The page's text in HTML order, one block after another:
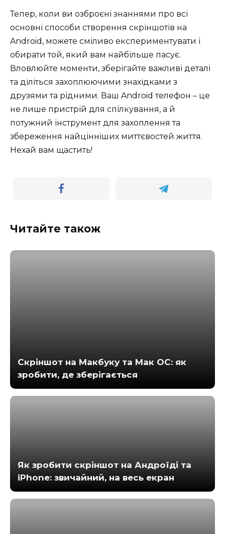
Тепер, коли ви озброєні знаннями про всі
основні способи створення скріншотів на
Android, можете сміливо експериментувати і
обирати той, який вам найбільше пасує.
Вловлюйте моменти, зберігайте важливі деталі
та діліться захоплюючими знахідками з
друзями та рідними. Ваш Android телефон – це
не лише пристрій для спілкування, а й
потужний інструмент для захоплення та
збереження найцінніших миттєвостей життя.
Нехай вам щастить!
Читайте також
Скріншот на Макбуку та Мак ОС: як
зробити, де зберігається
Як зробити скріншот на Андроїді та
iPhone: звичайний, на весь екран